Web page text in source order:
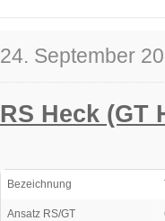
24. September
RS Heck (GT
Bezeichnung
Ansatz RS/GT